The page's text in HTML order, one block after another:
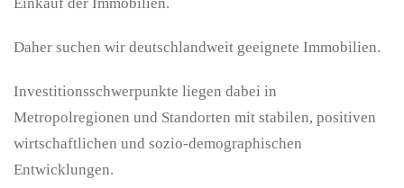
Daher suchen wir deutschlandweit geeignete Immobilien.
Investitionsschwerpunkte liegen dabei in
Metropolregionen und Standorten mit stabilen, positiven
wirtschaftlichen und sozio-demographischen
Entwicklungen.